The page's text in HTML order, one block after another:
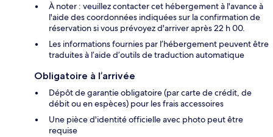
À noter : veuillez contacter cet hébergement à l'avance à
l'aide des coordonnées indiquées sur la confirmation de
réservation si vous prévoyez d'arriver après 22 h 00.
Les informations fournies par l’hébergement peuvent être
traduites à l’aide d’outils de traduction automatique
Obligatoire à l’arrivée
Dépôt de garantie obligatoire (par carte de crédit, de
débit ou en espèces) pour les frais accessoires
Une pièce d'identité officielle avec photo peut être
requise